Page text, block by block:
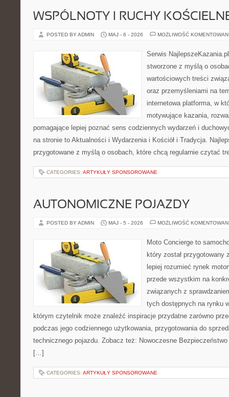
WSPÓLNOTY I RUCHY
POSTED BY ADMIN MAJ - 6 - 2026 MOŻLIWOŚĆ
Serwis
stworzone z myślą o
wartościowych treści
oraz przemyśleniami na
internetowa platforma, w
motywujące kazania,
pomagające lepiej poznać sens codziennych wydarzeń i
na stronie to Aktualności i Wydarzenia i Kościół i Tradycja.
przygotowane z myślą o osobach, które chcą regularnie czytać
CATEGORIES: ARTYKUŁY SPONSOROWANE
AUTONOMICZNE POJAZDY
POSTED BY ADMIN MAJ - 5 - 2026 MOŻLIWOŚĆ
Moto Concierge to
który został
lepiej rozumieć rynek
przede wszystkim na
związanych z
tych dostępnych na rynku
którym czytelnik może znaleźć inspiracje przydatne zarówno
podczas jego codziennego użytkowania, przygotowania do
technicznego pojazdu. Zobacz też: Nowoczesne
[…]
CATEGORIES: ARTYKUŁY SPONSOROWANE